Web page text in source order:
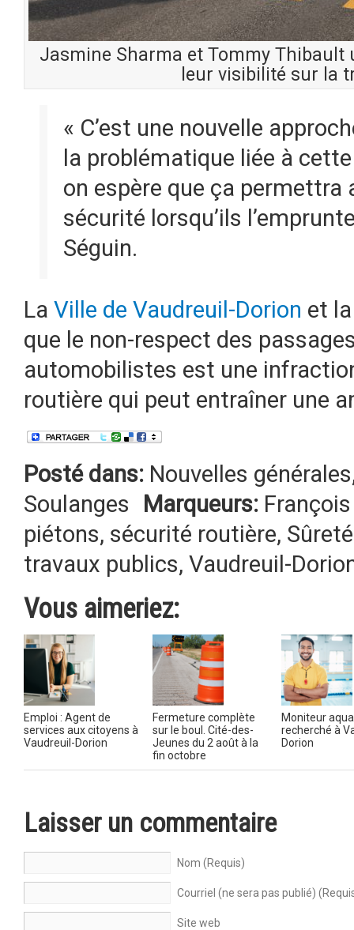
Jasmine Sharma et Tommy
leur visibilité sur la
« C’est une nouvelle
la problématique liée à
on espère que ça permettra
sécurité lorsqu’ils
Séguin.
La Ville de Vaudreuil-Dorion et
que le non-respect des
automobilistes est une
routière qui peut entraîner une
Posté dans: Nouvelles générales
Soulanges
Marqueurs:
piétons, sécurité routière,
travaux publics, Vaudreuil-
Vous aimeriez:
Emploi : Agent de
services aux citoyens à
Vaudreuil-Dorion
Fermeture complète
sur le boul. Cité-des-
Jeunes du 2 août à la
fin octobre
Moniteur
recherché à
Dorion
Laisser un commentaire
Nom (Requis)
Courriel (ne sera pas publié)
Site web